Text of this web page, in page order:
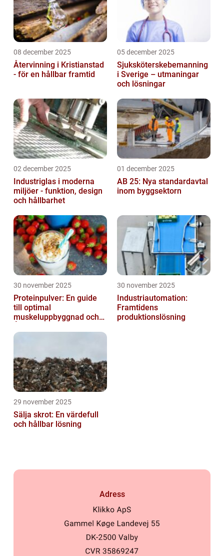
08 december 2025
Återvinning i Kristianstad
- för en hållbar framtid
05 december 2025
Sjuksköterskebemanning
i Sverige – utmaningar
och lösningar
02 december 2025
Industriglas i moderna
miljöer - funktion, design
och hållbarhet
01 december 2025
AB 25: Nya standardavtal
inom byggsektorn
30 november 2025
Proteinpulver: En guide
till optimal
muskeluppbyggnad och
30 november 2025
Industriautomation:
Framtidens
produktionslösning
29 november 2025
Sälja skrot: En värdefull
och hållbar lösning
Adress